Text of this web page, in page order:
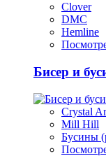
Clover
DMC
Hemline
Бисер и
Crystal
Mill Hill
Бусины